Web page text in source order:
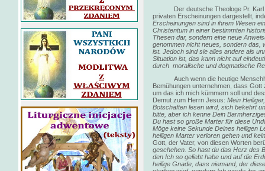
Der deutsche Theologe Pr.
privaten Erscheinungen dargestellt,
Erscheinungen sind in ihrem Wesen
Christentum in einer bestimmten
Thesen dar, sondern eine neue
genommen nicht neues, sondern das,
ist. Jedoch sind sie alles andere als
Situation ist, das kann nicht auf
durch moralische und dogmatische
Auch wenn die heutige
Bemühungen unternehmen, dass
um das ich mich kümmern soll und
Demut zum Herrn Jesus: Mein
Botschaften lesen wird, sich bekehrt
bitte, aber ich kenne Dein
Du hast so große Marter für diese
Möge keine Sekunde Deines heiligen
heiligen Marter verloren gehen und
Gott, der Vater, von diesen Worten
geschehen. So hast du das Herz des
den Ich so geliebt habe und auf die
heilige Gnade, dass niemand, der